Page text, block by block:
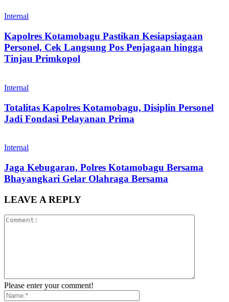
Internal
Kapolres Kotamobagu Pastikan Kesiapsiagaan
Personel, Cek Langsung Pos Penjagaan hingga
Tinjau Primkopol
Internal
Totalitas Kapolres Kotamobagu, Disiplin Personel
Jadi Fondasi Pelayanan Prima
Internal
Jaga Kebugaran, Polres Kotamobagu Bersama
Bhayangkari Gelar Olahraga Bersama
LEAVE A REPLY
Please enter your comment!